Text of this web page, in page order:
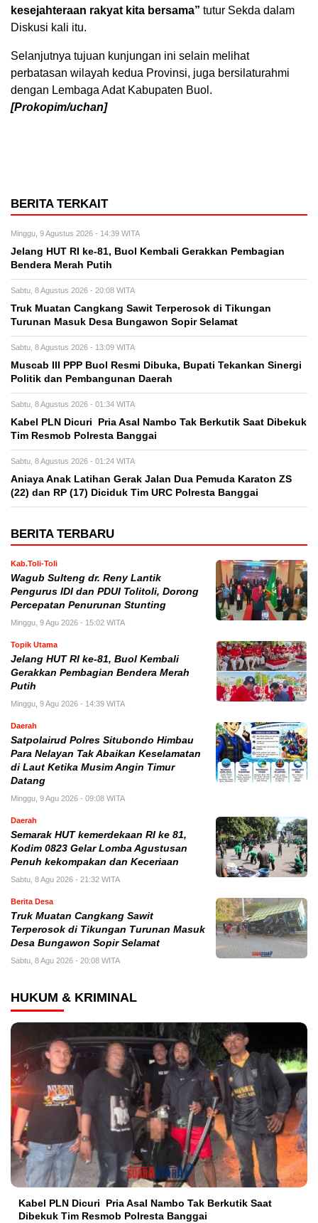
kesejahteraan rakyat kita bersama” tutur Sekda dalam
Diskusi kali itu.
Selanjutnya tujuan kunjungan ini selain melihat
perbatasan wilayah kedua Provinsi, juga bersilaturahmi
dengan Lembaga Adat Kabupaten Buol.
[Prokopim/uchan]
BERITA TERKAIT
Minggu, 9 Agustus 2026 - 14:39 WITA
Jelang HUT RI ke-81, Buol Kembali Gerakkan Pembagian
Bendera Merah Putih
Sabtu, 8 Agustus 2026 - 20:08 WITA
Truk Muatan Cangkang Sawit Terperosok di Tikungan
Turunan Masuk Desa Bungawon Sopir Selamat
Sabtu, 8 Agustus 2026 - 13:09 WITA
Muscab III PPP Buol Resmi Dibuka, Bupati Tekankan Sinergi
Politik dan Pembangunan Daerah
Sabtu, 8 Agustus 2026 - 01:34 WITA
Kabel PLN Dicuri Pria Asal Nambo Tak Berkutik Saat Dibekuk
Tim Resmob Polresta Banggai
Sabtu, 8 Agustus 2026 - 01:24 WITA
Aniaya Anak Latihan Gerak Jalan Dua Pemuda Karaton ZS
(22) dan RP (17) Diciduk Tim URC Polresta Banggai
BERITA TERBARU
Kab.Toli-Toli
Wagub Sulteng dr. Reny Lantik
Pengurus IDI dan PDUI Tolitoli, Dorong
Percepatan Penurunan Stunting
Minggu, 9 Agu 2026 - 15:02 WITA
Topik Utama
Jelang HUT RI ke-81, Buol Kembali
Gerakkan Pembagian Bendera Merah
Putih
Minggu, 9 Agu 2026 - 14:39 WITA
Daerah
Satpolairud Polres Situbondo Himbau
Para Nelayan Tak Abaikan Keselamatan
di Laut Ketika Musim Angin Timur
Datang
Minggu, 9 Agu 2026 - 09:08 WITA
Daerah
Semarak HUT kemerdekaan RI ke 81,
Kodim 0823 Gelar Lomba Agustusan
Penuh kekompakan dan Keceriaan
Sabtu, 8 Agu 2026 - 21:32 WITA
Berita Desa
Truk Muatan Cangkang Sawit
Terperosok di Tikungan Turunan Masuk
Desa Bungawon Sopir Selamat
Sabtu, 8 Agu 2026 - 20:08 WITA
HUKUM & KRIMINAL
Kabel PLN Dicuri Pria Asal Nambo Tak Berkutik Saat
Dibekuk Tim Resmob Polresta Banggai